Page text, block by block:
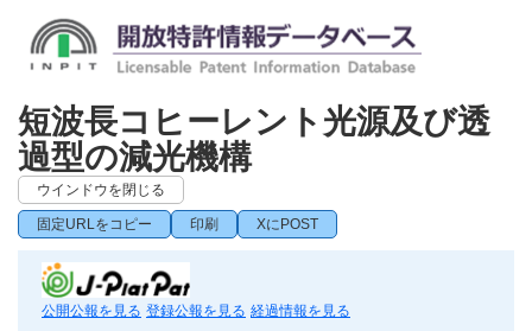
短波長コヒーレント光源及び透
過型の減光機構
ウインドウを閉じる
固定URLをコピー 印刷 XにPOST
公開公報を見る 登録公報を見る 経過情報を見る